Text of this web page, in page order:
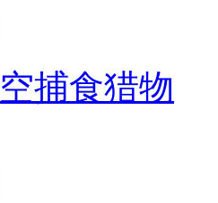
捕食猎物